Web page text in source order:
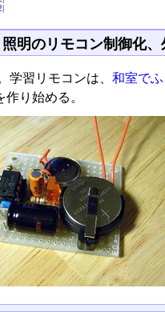
|
明のリモコン制御化、
学習リモコンは、 和室で
り始める。